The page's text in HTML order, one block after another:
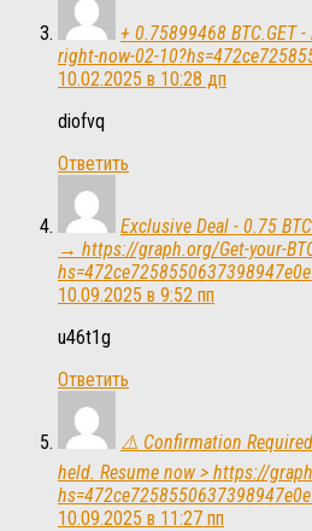
+ 0.75899468 BTC.GET
right-now-02-
10.02.2025 в 10:28 дп
diofvq
Ответить
Exclusive Deal - 0.75
→ https://graph.org/Get-your-
10.09.2025 в 9:52 пп
u46t1g
Ответить
⚠️ Confirmation
held. Resume now > https://
10.09.2025 в 11:27 пп